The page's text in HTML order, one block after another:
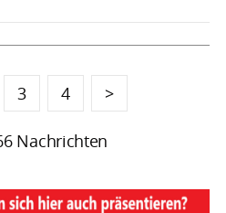
3 4 >
Nachrichten